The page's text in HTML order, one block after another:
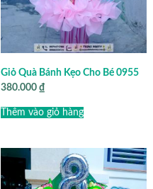
Giỏ Quà Bánh Kẹo Cho Bé 0955
380.000 ₫
Thêm vào giỏ hàng